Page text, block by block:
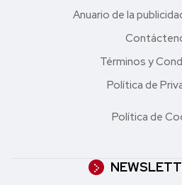
Anuario de la
Términos y
Política de
Política de